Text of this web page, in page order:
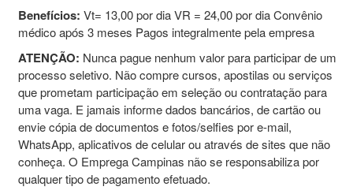
Benefícios: Vt= 13,00 por dia VR = 24,00 por dia Convênio
médico após 3 meses Pagos integralmente pela empresa
ATENÇÃO: Nunca pague nenhum valor para participar de um
processo seletivo. Não compre cursos, apostilas ou serviços
que prometam participação em seleção ou contratação para
uma vaga. E jamais informe dados bancários, de cartão ou
envie cópia de documentos e fotos/selfies por e-mail,
WhatsApp, aplicativos de celular ou através de sites que não
conheça. O Emprega Campinas não se responsabiliza por
qualquer tipo de pagamento efetuado.